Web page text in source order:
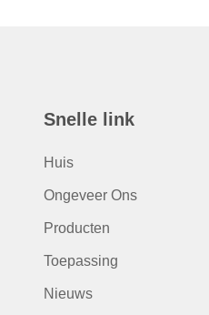
Snelle link
Huis
Ongeveer Ons
Producten
Toepassing
Nieuws